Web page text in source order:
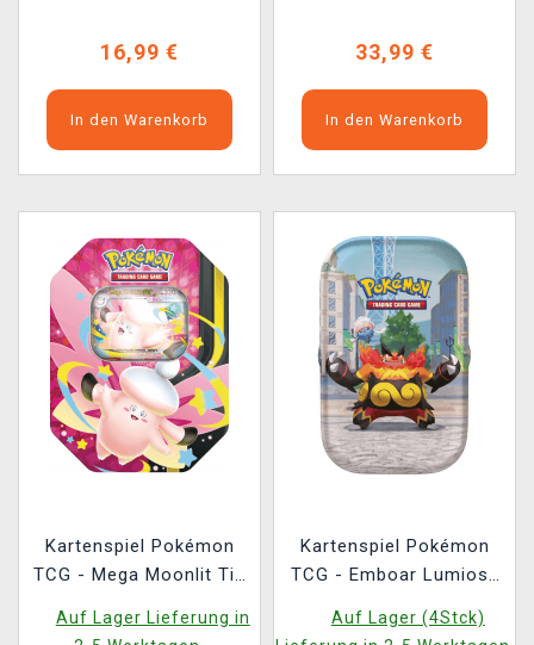
16,99 €
In den Warenkorb
33,99 €
In den Warenkorb
Kartenspiel Pokémon
TCG - Mega Moonlit Tin
(ENGLISCHE VERSION)
Auf Lager Lieferung in
Kartenspiel Pokémon
TCG - Emboar Lumiose
(ENGLISCHE VERSION)
Auf Lager (4Stck)